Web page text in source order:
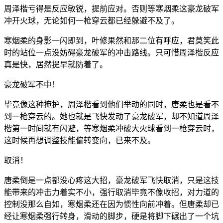
周泽楷亏得是反应敏锐，提前应对。否则等寒烟柔这豪龙破军
冲开火球，无论如何一枪穿云都已经躲避不及了。
寒烟柔的身影一闪即到，叶修果然和那二位有呼应，君莫笑此
时的站位一点没妨碍豪龙破军的冲击路线。只可惜周泽楷反应
真是快，居然提早就防着了。
豪龙破军不中！
毕竟像这种掩护，周泽楷看到他们举动的同时，唐柔也是看不
到一枪穿云的。她也就是飞快发动了豪龙破军，却不知道周泽
楷第一时间就有闪避，等寒烟柔冲破大火球看到一枪穿云时，
这时候再想调整技能偏转变向，已来不及。
取消！
唐柔倒是一点都没心疼这大招，豪龙破军飞快取消，只是这技
能带来的冲击力着实不小，强行取消毕竟不像收招，对力道的
控制没那么自如，寒烟柔还在因为惯性向前冲着。但唐柔却已
经让寒烟柔强行转身，滑动的脚步，硬是将脚下碾出了一个坑